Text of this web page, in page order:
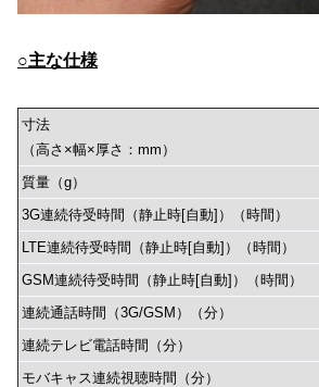
○主な仕様
寸法
（高さ×幅×厚さ：mm）
質量（g）
3G連続待受時間（静止時[自動]）（時間）
LTE連続待受時間（静止時[自動]）（時間）
GSM連続待受時間（静止時[自動]）（時間）
連続通話時間（3G/GSM）（分）
連続テレビ電話時間（分）
モバキャス連続視聴時間（分）